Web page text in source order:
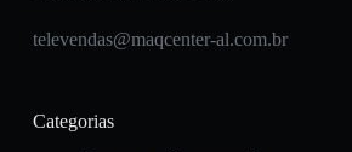
televendas@maqcenter-al.com.br
Categorias